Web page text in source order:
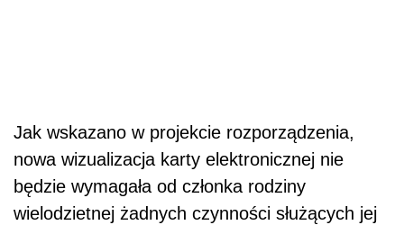
Jak wskazano w projekcie rozporządzenia,
nowa wizualizacja karty elektronicznej nie
będzie wymagała od członka rodziny
wielodzietnej żadnych czynności służących jej